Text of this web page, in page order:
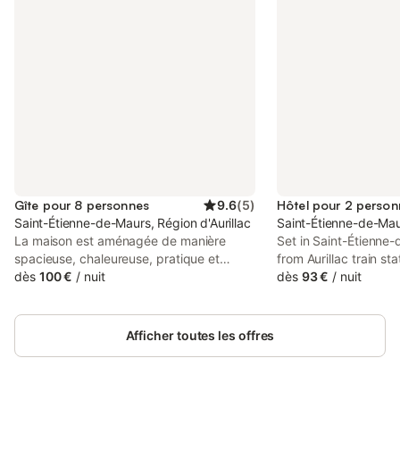
Gîte pour 8 personnes 9.6(5)
Saint-Étienne-de-Maurs, Région d'Aurillac
La maison est aménagée de manière
spacieuse, chaleureuse, pratique et
confortable. Depuis la terrasse, où vous
petit matin jusque tard le soir, vous
bénéficierez d'une vue magnifique. À
dès 100 € / nuit
Hôtel pour 2
Saint-Étienne-de-
Set in Saint-
from Aurillac train
offers
parking, a garden
dès 93 € / nuit
Afficher toutes les offres